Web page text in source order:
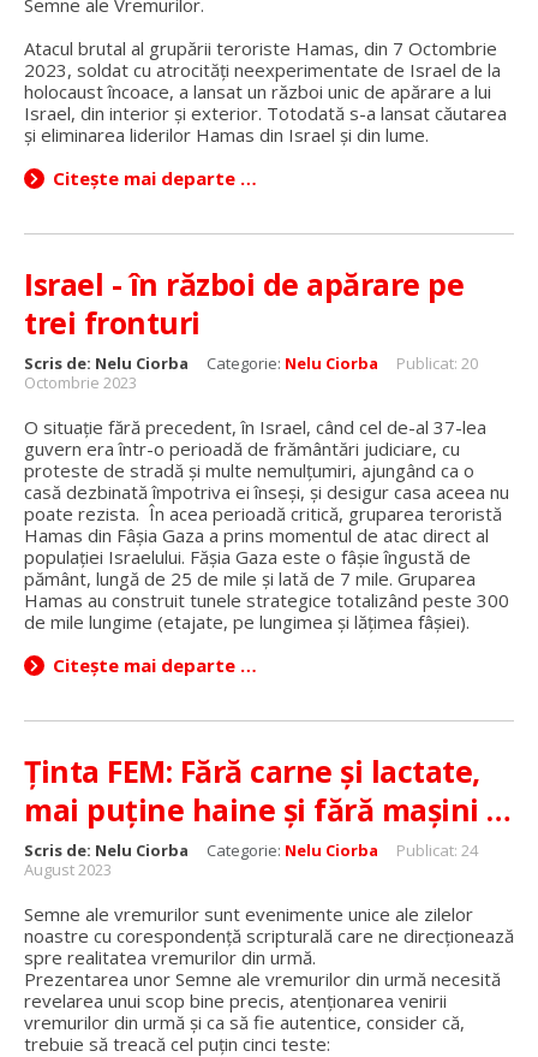
Atacul brutal al grupării teroriste Hamas, din 7 Octombrie
2023, soldat cu atrocități neexperimentate de Israel de la
holocaust încoace, a lansat un război unic de apărare a lui
Israel, din interior și exterior. Totodată s-a lansat căutarea
și eliminarea liderilor Hamas din Israel și din lume.
Citește mai departe …
Israel - în război de apărare pe
trei fronturi
Scris de: Nelu Ciorba Categorie: Nelu Ciorba
Publicat: 20
Octombrie 2023
O situație fără precedent, în Israel, când cel de-al 37-lea
guvern era într-o perioadă de frământări judiciare, cu
proteste de stradă și multe nemulțumiri, ajungând ca o
casă dezbinată împotriva ei înseși, și desigur casa aceea nu
poate rezista. În acea perioadă critică, gruparea teroristă
Hamas din Fâșia Gaza a prins momentul de atac direct al
populației Israelului. Fășia Gaza este o fâșie îngustă de
pământ, lungă de 25 de mile și lată de 7 mile. Gruparea
Hamas au construit tunele strategice totalizând peste 300
de mile lungime (etajate, pe lungimea și lățimea fâșiei).
Citește mai departe …
Ținta FEM: Fără carne și lactate,
mai puține haine și fără mașini …
Scris de: Nelu Ciorba Categorie: Nelu Ciorba
Publicat: 24
August 2023
Semne ale vremurilor sunt evenimente unice ale zilelor
noastre cu corespondență scripturală care ne direcționează
spre realitatea vremurilor din urmă.
Prezentarea unor Semne ale vremurilor din urmă necesită
revelarea unui scop bine precis, atenționarea venirii
vremurilor din urmă și ca să fie autentice, consider că,
trebuie să treacă cel puțin cinci teste: